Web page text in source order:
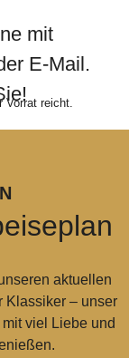
mit
E-Mail.
Vorrat reicht.
aktuellen
Klassiker – unser
viel Liebe und